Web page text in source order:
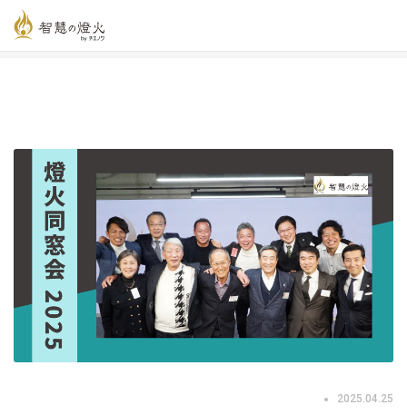
智慧の燈火オンライン
2025.04.25